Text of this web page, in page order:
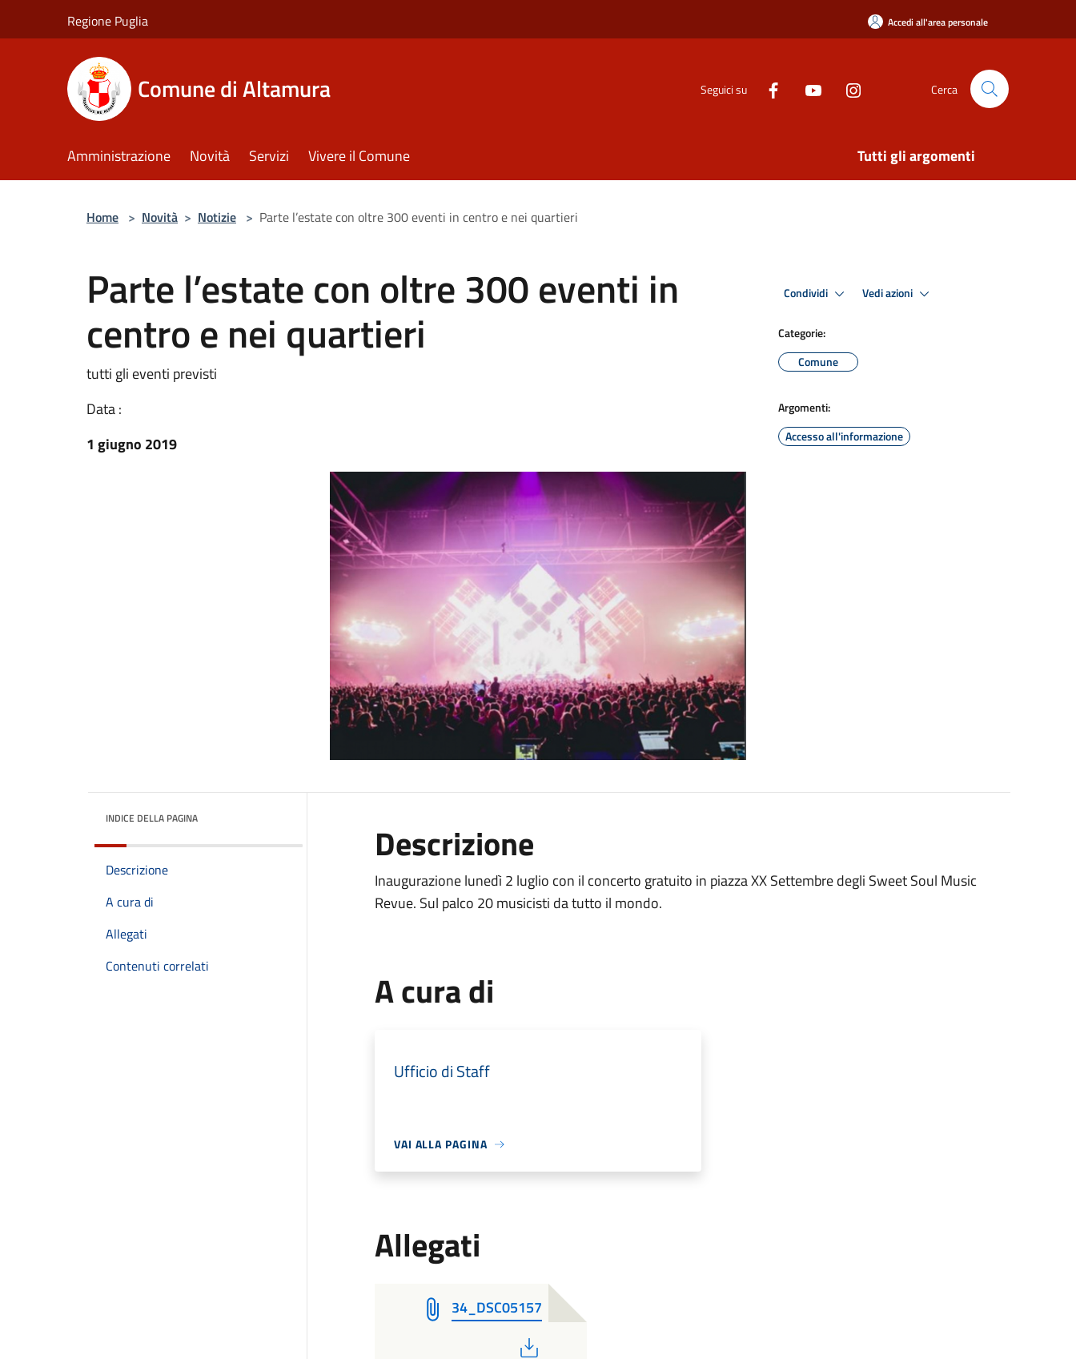
Regione Puglia Accedi all'area personale
Comune di Altamura Seguici su Cerca
Amministrazione Novità Servizi Vivere il Comune Tutti gli argomenti
Home > Novità > Notizie > Parte l’estate con oltre 300 eventi in centro e nei quartieri
Parte l’estate con oltre 300 eventi in
centro e nei quartieri
tutti gli eventi previsti
Data :
1 giugno 2019
Condividi Vedi azioni
Categorie:
Comune
Argomenti:
Accesso all'informazione
INDICE DELLA PAGINA
Descrizione
A cura di
Allegati
Contenuti correlati
Descrizione
Inaugurazione lunedì 2 luglio con il concerto gratuito in piazza XX Settembre degli Sweet Soul Music
Revue. Sul palco 20 musicisti da tutto il mondo.
A cura di
Ufficio di Staff
VAI ALLA PAGINA
Allegati
34_DSC05157